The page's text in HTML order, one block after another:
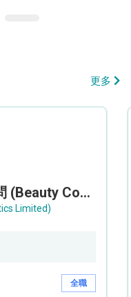
更多
美容顧問 / 高級美容顧問 (Beauty Consultant / Senior Beauty Consultant)
Limited)
全職